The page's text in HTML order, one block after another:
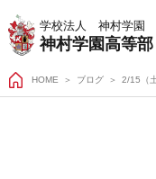
学校法人 神村学園
神村学園高等
HOME ＞ ブログ 2/15（